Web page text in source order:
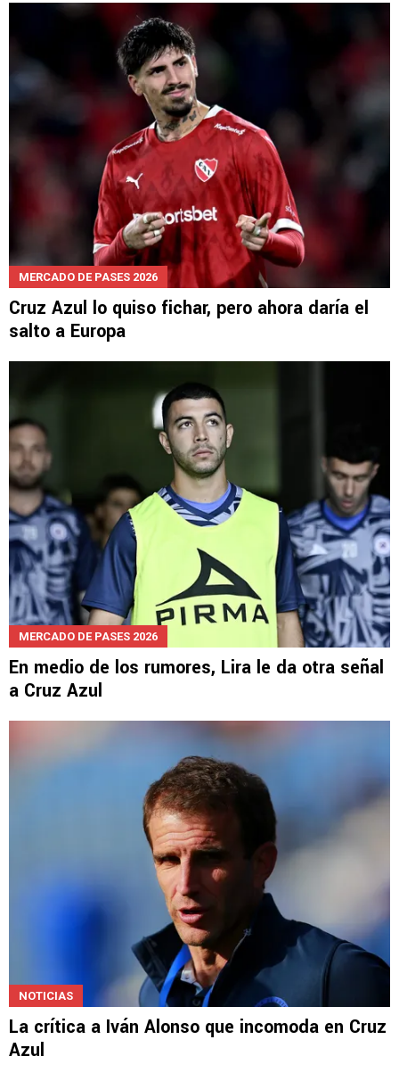
Oficial: Cruz Azul se queda sin el fichaje de
Julián Araujo
Cruz Azul lo quiso fichar, pero ahora daría el
salto a Europa
En medio de los rumores, Lira le da otra señal
a Cruz Azul